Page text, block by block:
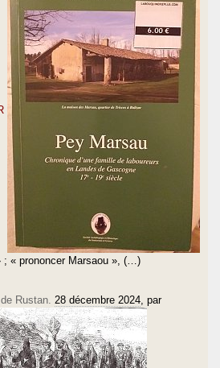
« prononcer Marsaou », (…)
Rustan. 28 décembre 2024 , par